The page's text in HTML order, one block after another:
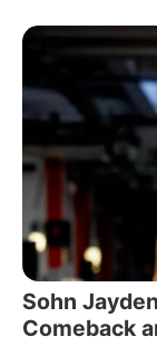
Sohn
Comeback